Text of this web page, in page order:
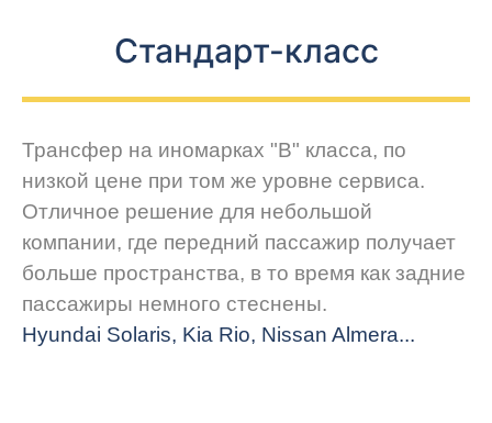
Стандарт-класс
Трансфер на иномарках "В" класса, по
низкой цене при том же уровне сервиса.
Отличное решение для небольшой
компании, где передний пассажир получает
больше пространства, в то время как задние
пассажиры немного стеснены.
Hyundai Solaris, Kia Rio, Nissan Almera...